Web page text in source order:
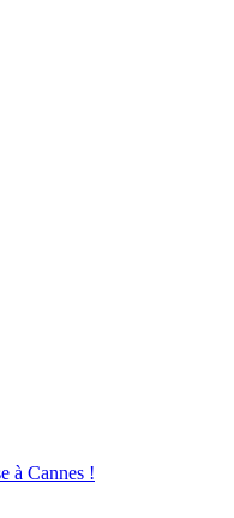
à Cannes !